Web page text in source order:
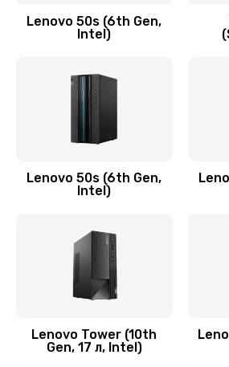
Заказать
Замена модуля
590 руб.
Замена задней крышки
Замена микросхемы (звук,
процессор)
Lenovo 50s (6th Gen,
Intel)
Lenovo 50s (6th Gen,
Intel)
Lenovo Tower (10th
Gen, 17 л, Intel)